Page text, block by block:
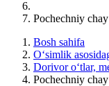
Pochechniy
Bosh sahifa
O‘simlik
Dorivor o‘tlar,
Pochechniy